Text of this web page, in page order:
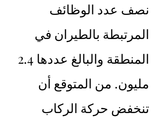
نصف عدد الوظائف
المرتبطة بالطيران في
مليون. من المتوقع أن
تنخفض حركة الركاب